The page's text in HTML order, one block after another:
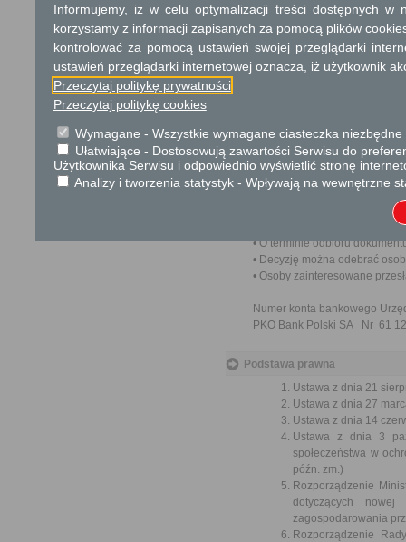
Tryb odwoławczy
Do Samorządowego
pośrednictwem Burmistrza
Informacje dodatkowe
• Wezwanie do uiszczenia
• Decyzje o lokalizacji
zagospodarowania
• O terminie odbioru
• Decyzję można odebrać
• Osoby zainteresowane
Numer konta bankowego
PKO Bank Polski SA Nr 61
Podstawa prawna
Ustawa z dnia 21
Ustawa z dnia 27
Ustawa z dnia 14
Ustawa z dnia 3
społeczeństwa w
późn. zm.)
Rozporządzenie
dotyczących
zagospodarowania
Rozporządzenie
Informujemy, iż w celu optymalizacji treści dostępnych w
korzystamy z informacji zapisanych za pomocą plików
kontrolować za pomocą ustawień swojej przeglądarki
ustawień przeglądarki internetowej oznacza, iż użytkownik
Przeczytaj politykę prywatności
Przeczytaj politykę cookies
Wymagane - Wszystkie wymagane ciasteczka
Ułatwiające - Dostosowują zawartości Serwisu do
Użytkownika Serwisu i odpowiednio wyświetlić stronę
Analizy i tworzenia statystyk - Wpływają na wewnętrzne